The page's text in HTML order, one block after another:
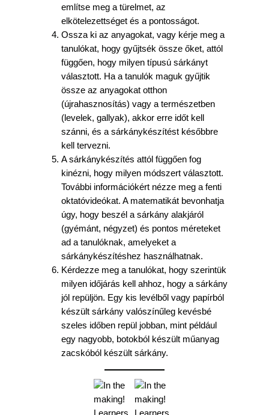
említse meg a türelmet, az
elkötelezettséget és a pontosságot.
Ossza ki az anyagokat, vagy kérje meg a
tanulókat, hogy gyűjtsék össze őket, attól
függően, hogy milyen típusú sárkányt
választott. Ha a tanulók maguk gyűjtik
össze az anyagokat otthon
(újrahasznosítás) vagy a természetben
(levelek, gallyak), akkor erre időt kell
szánni, és a sárkánykészítést későbbre
kell tervezni.
A sárkánykészítés attól függően fog
kinézni, hogy milyen módszert választott.
További információkért nézze meg a fenti
oktatóvideókat. A matematikát bevonhatja
úgy, hogy beszél a sárkány alakjáról
(gyémánt, négyzet) és pontos méreteket
ad a tanulóknak, amelyeket a
sárkánykészítéshez használhatnak.
Kérdezze meg a tanulókat, hogy szerintük
milyen időjárás kell ahhoz, hogy a sárkány
jól repüljön. Egy kis levélből vagy papírból
készült sárkány valószínűleg kevésbé
szeles időben repül jobban, mint például
egy nagyobb, botokból készült műanyag
zacskóból készült sárkány.